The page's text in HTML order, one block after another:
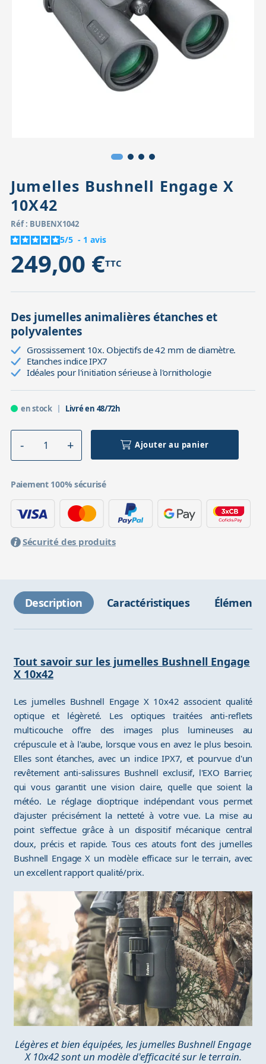
Accessoires pour montures
Têtes
Pièces détachées
Jumelles Bushnell Engage X
10X42
Réf : BUBENX1042
5/5 - 1 avis
249,00 €TTC
Des jumelles animalières étanches et
polyvalentes
Grossissement 10x. Objectifs de 42 mm de diamètre.
Etanches indice IPX7
Idéales pour l'initiation sérieuse à l'ornithologie
en stock Livré en 48/72h
Ajouter au panier
Paiement 100% sécurisé
Sécurité des produits
Description Caractéristiques Éléments
Tout savoir sur les jumelles Bushnell Engage
X 10x42
Les jumelles Bushnell Engage X 10x42 associent qualité
optique et légèreté. Les optiques traitées anti-reflets
multicouche offre des images plus lumineuses au
crépuscule et à l'aube, lorsque vous en avez le plus besoin.
Elles sont étanches, avec un indice IPX7, et pourvue d'un
revêtement anti-salissures Bushnell exclusif, l'EXO Barrier,
qui vous garantit une vision claire, quelle que soient la
météo. Le réglage dioptrique indépendant vous permet
d'ajuster précisément la netteté à votre vue. La mise au
point s'effectue grâce à un dispositif mécanique central
doux, précis et rapide. Tous ces atouts font des jumelles
Bushnell Engage X un modèle efficace sur le terrain, avec
un excellent rapport qualité/prix.
Légères et bien équipées, les jumelles Bushnell Engage
X 10x42 sont un modèle d'efficacité sur le terrain.